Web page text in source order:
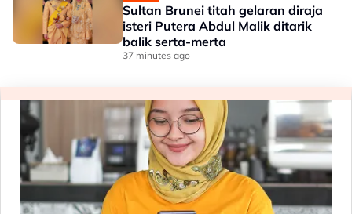
Sultan Brunei titah gelaran diraja
isteri Putera Abdul Malik ditarik
balik serta-merta
37 minutes ago